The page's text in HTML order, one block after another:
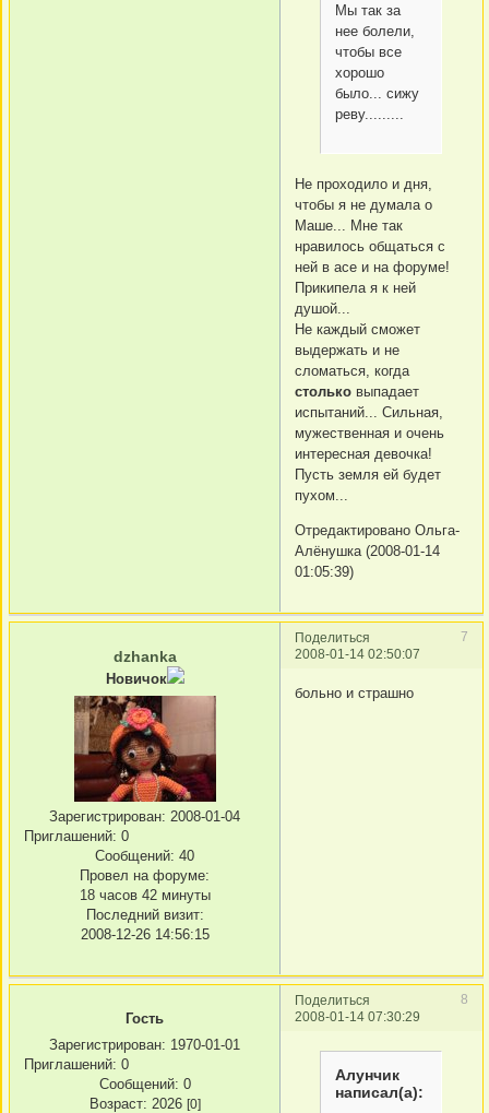
Мы так за
нее болели,
чтобы все
хорошо
было... сижу
реву.........
Не проходило и дня,
чтобы я не думала о
Маше... Мне так
нравилось общаться с
ней в асе и на форуме!
Прикипела я к ней
душой...
Не каждый сможет
выдержать и не
сломаться, когда
столько выпадает
испытаний... Сильная,
мужественная и очень
интересная девочка!
Пусть земля ей будет
пухом...
Отредактировано Ольга-
Алёнушка (2008-01-14
01:05:39)
Поделиться
7
2008-01-14 02:50:07
dzhanka
Новичок
Зарегистрирован: 2008-01-04
Приглашений: 0
Сообщений: 40
Провел на форуме:
18 часов 42 минуты
Последний визит:
2008-12-26 14:56:15
больно и страшно
Поделиться
8
2008-01-14 07:30:29
Гость
Зарегистрирован: 1970-01-01
Приглашений: 0
Сообщений: 0
Возраст: 2026 [0]
Алунчик
написал(а):